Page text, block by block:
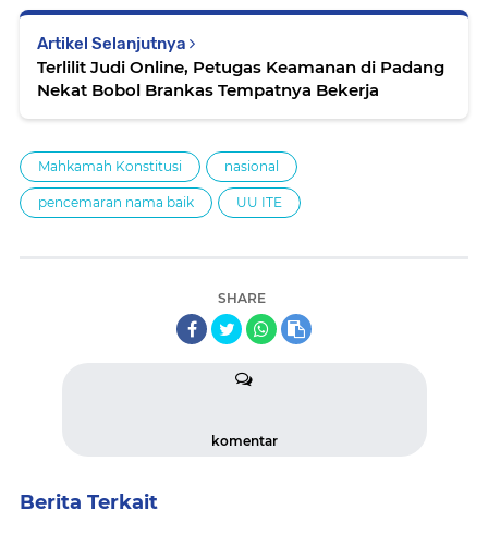
Artikel Selanjutnya
Terlilit Judi Online, Petugas Keamanan di Padang
Nekat Bobol Brankas Tempatnya Bekerja
Mahkamah Konstitusi nasional
pencemaran nama baik UU ITE
SHARE
komentar
Berita Terkait